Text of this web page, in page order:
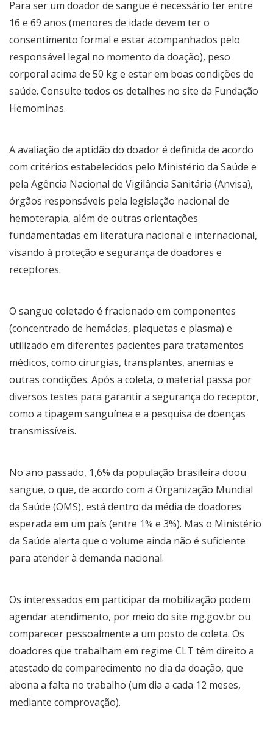
Para ser um doador de sangue é necessário ter entre
16 e 69 anos (menores de idade devem ter o
consentimento formal e estar acompanhados pelo
responsável legal no momento da doação), peso
corporal acima de 50 kg e estar em boas condições de
saúde. Consulte todos os detalhes no site da Fundação
Hemominas.
A avaliação de aptidão do doador é definida de acordo
com critérios estabelecidos pelo Ministério da Saúde e
pela Agência Nacional de Vigilância Sanitária (Anvisa),
órgãos responsáveis pela legislação nacional de
hemoterapia, além de outras orientações
fundamentadas em literatura nacional e internacional,
visando à proteção e segurança de doadores e
receptores.
O sangue coletado é fracionado em componentes
(concentrado de hemácias, plaquetas e plasma) e
utilizado em diferentes pacientes para tratamentos
médicos, como cirurgias, transplantes, anemias e
outras condições. Após a coleta, o material passa por
diversos testes para garantir a segurança do receptor,
como a tipagem sanguínea e a pesquisa de doenças
transmissíveis.
No ano passado, 1,6% da população brasileira doou
sangue, o que, de acordo com a Organização Mundial
da Saúde (OMS), está dentro da média de doadores
esperada em um país (entre 1% e 3%). Mas o Ministério
da Saúde alerta que o volume ainda não é suficiente
para atender à demanda nacional.
Os interessados em participar da mobilização podem
agendar atendimento, por meio do site mg.gov.br ou
comparecer pessoalmente a um posto de coleta. Os
doadores que trabalham em regime CLT têm direito a
atestado de comparecimento no dia da doação, que
abona a falta no trabalho (um dia a cada 12 meses,
mediante comprovação).